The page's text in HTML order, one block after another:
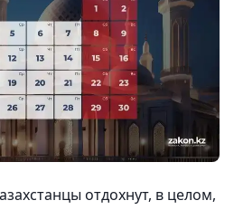
отдохнут, в целом,